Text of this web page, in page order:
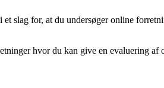
slag for, at du undersøger online
hvor du kan give en evaluering af